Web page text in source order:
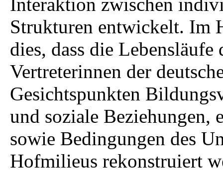
Interaktion zwischen
Strukturen entwickelt. Im
dies, dass die
Vertreterinnen der
Gesichtspunkten
und soziale Beziehungen,
sowie Bedingungen des
Hofmilieus rekonstruiert